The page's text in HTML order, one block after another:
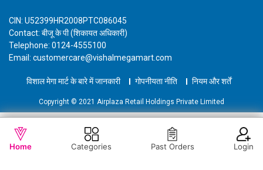
WISHLIST OUT OF STOCK
CIN: U52399HR2008PTC086045
Contact: बीजू के पी (शिकायत अधिकारी)
Telephone: 0124-4555100
Email: customercare@vishalmegamart.com
विशाल मेगा मार्ट के बारे में जानकारी गोपनीयता नीति नियम और शर्तें
Copyright © 2021 Airplaza Retail Holdings Private Limited
Home Categories Past Orders Login